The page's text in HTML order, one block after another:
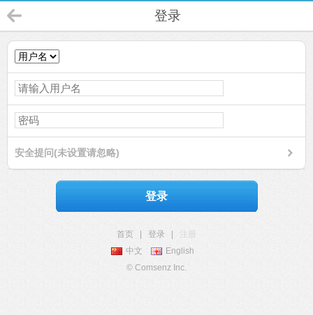
登录
安全提问(未设置请忽略)
登录
首页 登录
注册
中文
English
© Comsenz Inc.